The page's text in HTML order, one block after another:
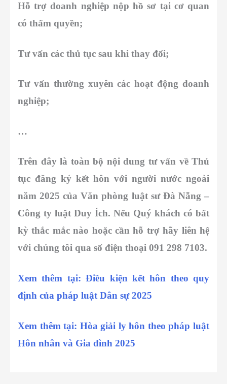
Hỗ trợ doanh nghiệp nộp hồ sơ tại cơ quan
có thẩm quyền;
Tư vấn các thủ tục sau khi thay đổi;
Tư vấn thường xuyên các hoạt động doanh
nghiệp;
…
Trên đây là toàn bộ nội dung tư vấn về Thủ
tục đăng ký kết hôn với người nước ngoài
năm 2025 của Văn phòng luật sư Đà Nẵng –
Công ty luật Duy Ích. Nếu Quý khách có bất
kỳ thắc mắc nào hoặc cần hỗ trợ hãy liên hệ
với chúng tôi qua số điện thoại 091 298 7103.
Xem thêm tại: Điều kiện kết hôn theo quy
định của pháp luật Dân sự 2025
Xem thêm tại: Hòa giải ly hôn theo pháp luật
Hôn nhân và Gia đình 2025